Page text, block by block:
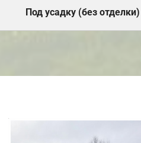
Под усадку (без отделки)